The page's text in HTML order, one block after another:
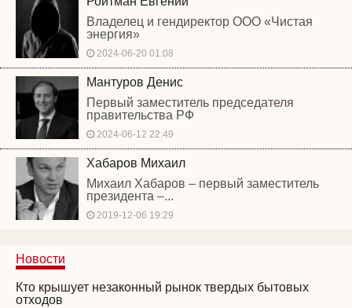
Владелец и гендиректор ООО «Чистая
энергия»
2024-06-20 01:08
Мантуров Денис
Первый заместитель председателя
правительства РФ
2024-06-12 22:49
Хабаров Михаил
Михаил Хабаров – первый заместитель
президента –...
2019-12-06 19:29
Новости
Кто крышует незаконный рынок твердых бытовых
отходов